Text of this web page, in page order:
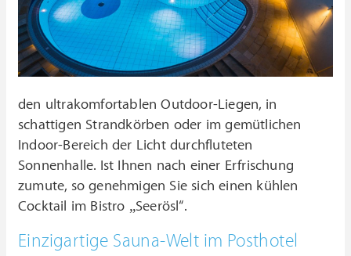
den ultrakomfortablen Outdoor-Liegen, in
schattigen Strandkörben oder im gemütlichen
Indoor-Bereich der Licht durchfluteten
Sonnenhalle. Ist Ihnen nach einer Erfrischung
zumute, so genehmigen Sie sich einen kühlen
Cocktail im Bistro „Seerösl“.
Einzigartige Sauna-Welt im Posthotel